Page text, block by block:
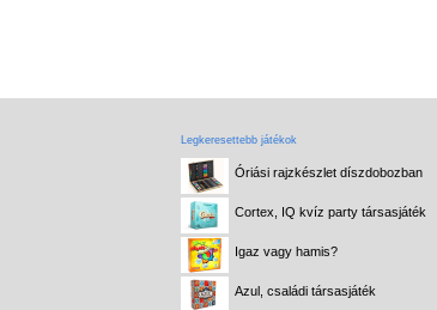
Legkeresettebb játékok
Óriási rajzkészlet díszdobozban
Cortex, IQ kvíz party társasjáték
Igaz vagy hamis?
Azul, családi társasjáték